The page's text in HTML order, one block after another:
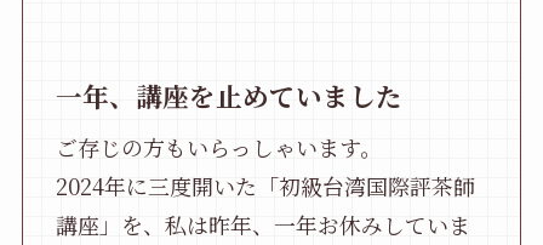
一年、講座を止めていました
ご存じの方もいらっしゃいます。
2024年に三度開いた「初級台湾国際評茶師
講座」を、私は昨年、一年お休みしていま